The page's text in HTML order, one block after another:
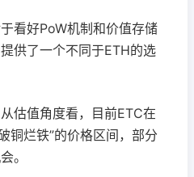
看好PoW机制和价值存储
供了一个不同于ETH的选
估值角度看，目前ETC在
铜烂铁”的价格区间，部分
。